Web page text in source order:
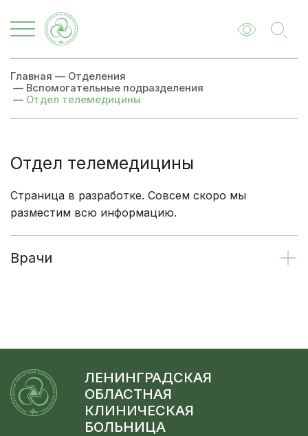
Главная — Отделения
— Вспомогательные подразделения
— Отдел телемедицины
Отдел телемедицины
Страница в разработке. Совсем скоро мы
разместим всю информацию.
Врачи
ЛЕНИНГРАДСКАЯ
ОБЛАСТНАЯ
КЛИНИЧЕСКАЯ
БОЛЬНИЦА